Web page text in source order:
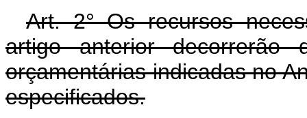
Art. 2° Os recursos
artigo anterior decorrerão
orçamentárias indicadas no
especificados.